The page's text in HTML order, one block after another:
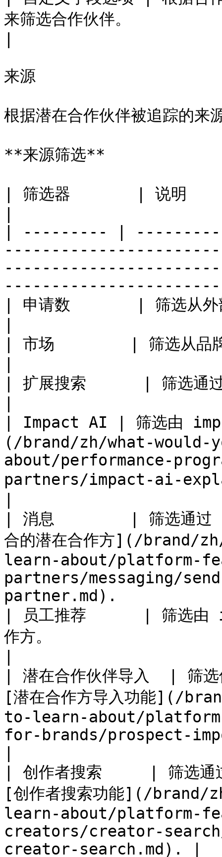
来筛选合作伙伴。
来源
根据潜在合作伙伴被追踪的来
**来源筛选**
| 筛选器       | 说明
| --------- |
| 申请数       | 筛选从外部
| 市场        | 筛选从品牌
| 扩展搜索      | 筛选通过
| Impact AI | 筛选由
(/brand/zh/what-
about/performance-
partners/impact-ai-
| 消息        | 筛选通过
合的潜在合作方](/
learn-about/platform-
partners/messaging/
partner.md).
| 员工推荐      | 筛选由
作方。
| 潜在合作伙伴导入  | 筛选
[潜在合作方导入功能](/
to-learn-about/
for-brands/prospect-
| 创作者搜索     | 筛选通过
[创作者搜索功能](/
learn-about/platform-
creators/creator-
creator-search.md). |